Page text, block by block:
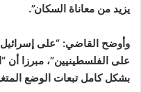
يزيد من معاناة السكان”.
وأوضح القاضي: “على
على الفلسطينيين”، مبرزا أن
بشكل كامل تبعات الوضع